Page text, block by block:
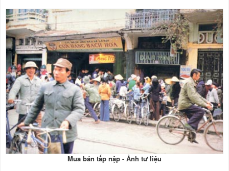
Mua bán tấp nập - Ảnh tư liệu